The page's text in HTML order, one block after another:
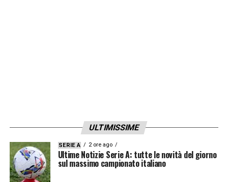
ULTIMISSIME
SERIE A 2 ore ago
Ultime Notizie Serie A: tutte le novità del giorno
sul massimo campionato italiano